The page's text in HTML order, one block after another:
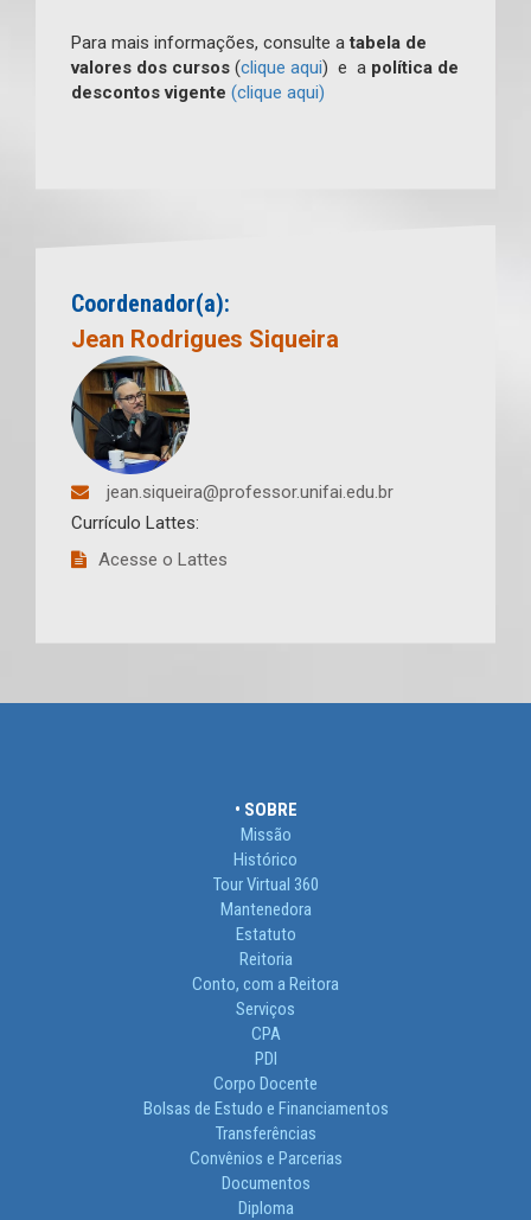
Para mais informações, consulte atabela de
valores dos cursos (clique aqui) e a política de
descontos vigente (clique aqui)
Coordenador(a):
Jean Rodrigues Siqueira
jean.siqueira@professor.unifai.edu.br
Currículo Lattes:
Acesse o Lattes
• SOBRE
Missão
Histórico
Tour Virtual 360
Mantenedora
Estatuto
Reitoria
Conto, com a Reitora
Serviços
CPA
PDI
Corpo Docente
Bolsas de Estudo e Financiamentos
Transferências
Convênios e Parcerias
Documentos
Diploma